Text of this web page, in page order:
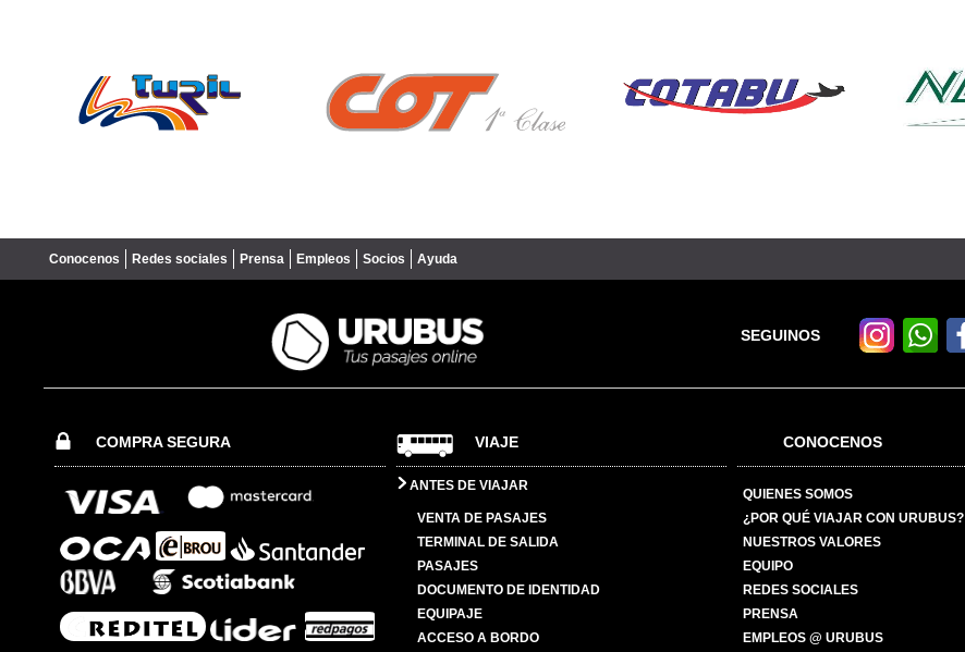
Conocenos Redes sociales Prensa Empleos Socios Ayuda
SEGUINOS
COMPRA SEGURA VIAJE
ANTES DE VIAJAR
VENTA DE PASAJES
TERMINAL DE SALIDA
PASAJES
DOCUMENTO DE IDENTIDAD
EQUIPAJE
ACCESO A BORDO
CONOCENOS
QUIENES SOMOS
¿POR QUÉ VIAJAR CON URUBUS?
NUESTROS VALORES
EQUIPO
REDES SOCIALES
PRENSA
EMPLEOS @ URUBUS